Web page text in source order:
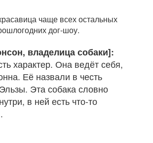
чаще всех остальных
дог-шоу.
владелица собаки]:
характер. Она ведёт себя,
Её назвали в честь
Эта собака словно
в ней есть что-то